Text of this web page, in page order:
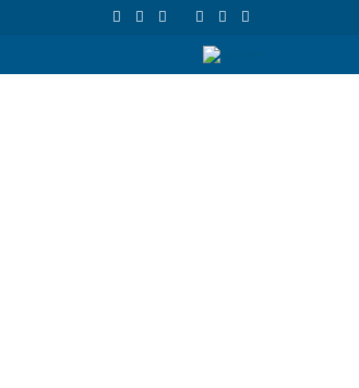
João Lourenço recebe cumprimentos de despedida